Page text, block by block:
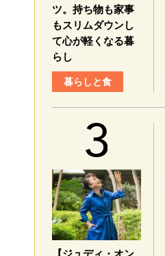
ツ。持ち物も家事
もスリムダウンし
て心が軽くなる暮
らし
暮らしと食
【ジュディ・オン